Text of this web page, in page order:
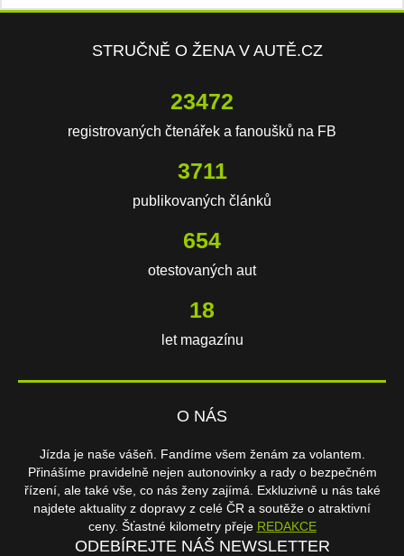
STRUČNĚ O ŽENA V AUTĚ.CZ
23472
registrovaných čtenářek a fanoušků na FB
3711
publikovaných článků
654
otestovaných aut
18
let magazínu
O NÁS
Jízda je naše vášeň. Fandíme všem ženám za volantem.
Přinášíme pravidelně nejen autonovinky a rady o bezpečném
řízení, ale také vše, co nás ženy zajímá. Exkluzivně u nás také
najdete aktuality z dopravy z celé ČR a soutěže o atraktivní
ceny. Šťastné kilometry přeje REDAKCE
ODEBÍREJTE NÁŠ NEWSLETTER